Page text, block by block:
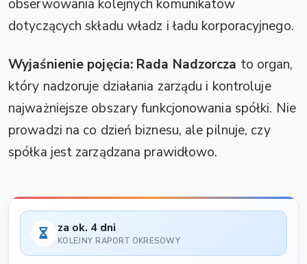
obserwowania kolejnych komunikatów
dotyczących składu władz i ładu korporacyjnego.
Wyjaśnienie pojęcia: Rada Nadzorcza to organ,
który nadzoruje działania zarządu i kontroluje
najważniejsze obszary funkcjonowania spółki. Nie
prowadzi na co dzień biznesu, ale pilnuje, czy
spółka jest zarządzana prawidłowo.
za ok. 4 dni
KOLEJNY RAPORT OKRESOWY